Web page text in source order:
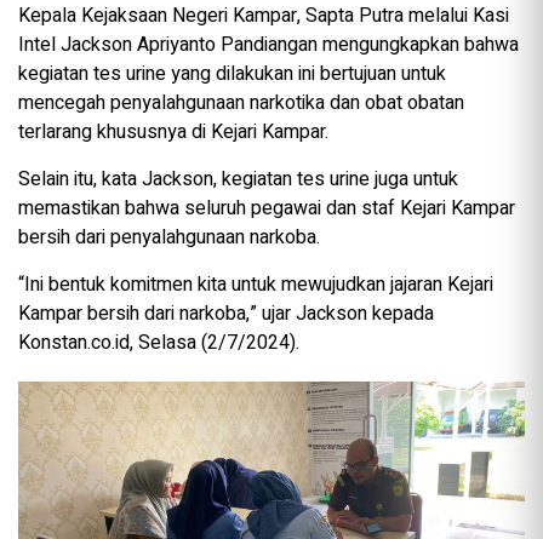
Kepala Kejaksaan Negeri Kampar, Sapta Putra melalui Kasi
Intel Jackson Apriyanto Pandiangan mengungkapkan bahwa
kegiatan tes urine yang dilakukan ini bertujuan untuk
mencegah penyalahgunaan narkotika dan obat obatan
terlarang khususnya di Kejari Kampar.
Selain itu, kata Jackson, kegiatan tes urine juga untuk
memastikan bahwa seluruh pegawai dan staf Kejari Kampar
bersih dari penyalahgunaan narkoba.
“Ini bentuk komitmen kita untuk mewujudkan jajaran Kejari
Kampar bersih dari narkoba,” ujar Jackson kepada
Konstan.co.id, Selasa (2/7/2024).